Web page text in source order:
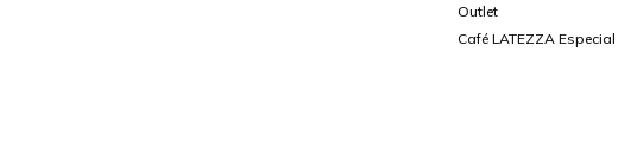
Outlet
Café LATEZZA Especial